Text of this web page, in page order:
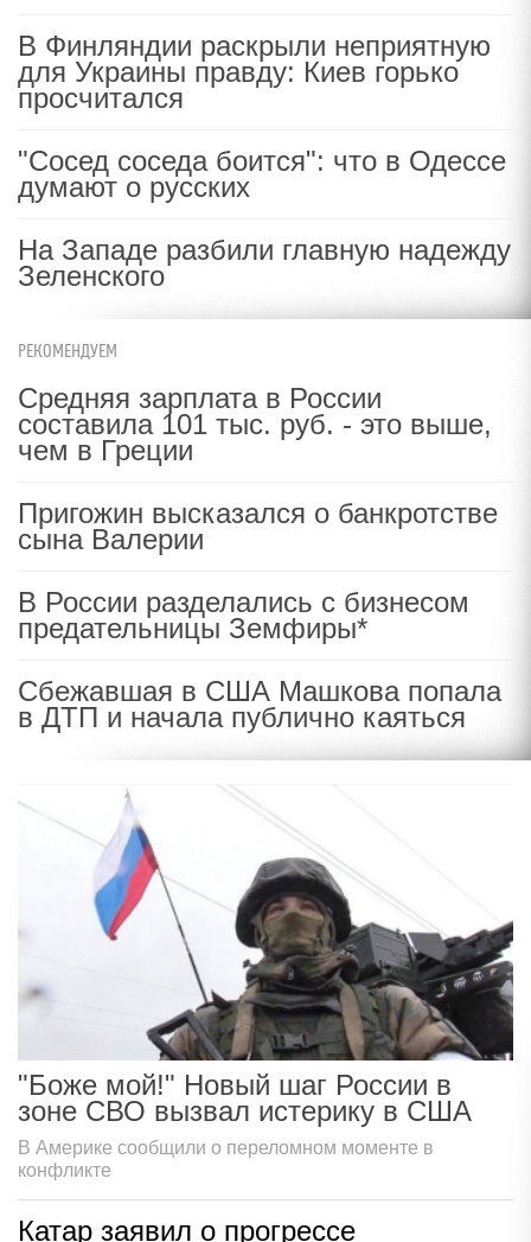
В Финляндии раскрыли неприятную
для Украины правду: Киев горько
просчитался
"Сосед соседа боится": что в Одессе
думают о русских
На Западе разбили главную надежду
Зеленского
РЕКОМЕНДУЕМ
Средняя зарплата в России
составила 101 тыс. руб. - это выше,
чем в Греции
Пригожин высказался о банкротстве
сына Валерии
В России разделались с бизнесом
предательницы Земфиры*
Сбежавшая в США Машкова попала
в ДТП и начала публично каяться
"Боже мой!" Новый шаг России в
зоне СВО вызвал истерику в США
В Америке сообщили о переломном моменте в
конфликте
Катар заявил о прогрессе